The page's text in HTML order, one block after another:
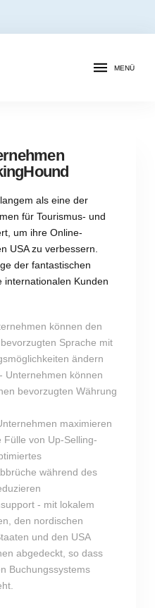
MENÜ
als eine der
für Tourismus- und
um ihre Online-
USA zu verbessern.
der fantastischen
internationalen Kunden
können den
Sprache mit
ändern
Unternehmen können
bevorzugten Währung
maximieren
Fülle von Up-Selling-
während des
- mit lokalem
den nordischen
und den USA
abgedeckt, so dass
Buchungssystems